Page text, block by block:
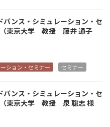
バンス・シミュレーション・セ
（東京大学 教授 藤井 通子
ション・セミナー セミナー
バンス・シミュレーション・セ
（東京大学 教授 泉 聡志 様